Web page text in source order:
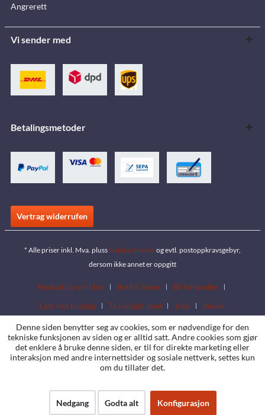
Angrerett
Vi sender med
Betalingsmetoder
Vertrag widerrufen
* Alle priser inkl. Mva. plussfraktkostnaderog evtl. postoppkravsgebyr,
dersom ikke annet er oppgitt
Nedlastingsområde Butikk finner
Bli forhandler
Last ned katalog
Ta kontakt med Jobs Steder
Denne siden benytter seg av cookies, som er nødvendige for den
tekniske funksjonen av siden og er alltid satt. Andre cookies som gjør
det enklere å bruke denne siden, er til for direkte marketing eller
interaksjon med andre internettsider og sosiale nettverk, settes kun
om du tillater det.
Nedgang Godta alt Konfigurasjon